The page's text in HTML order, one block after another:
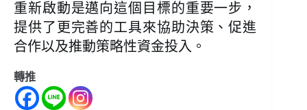
重新啟動是邁向這個目標的重要一步，
提供了更完善的工具來協助決策、促進
合作以及推動策略性資金投入。
轉推